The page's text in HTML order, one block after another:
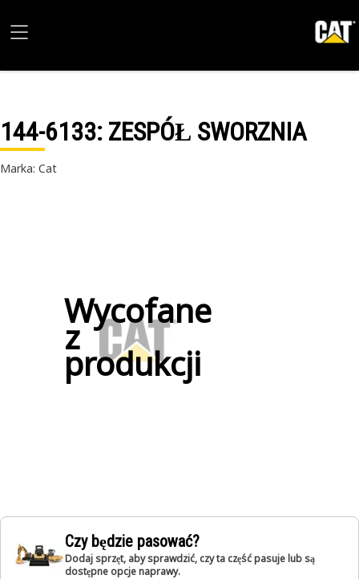
144-6133: ZESPÓŁ SWORZNIA
Marka: Cat
Wycofane
z
produkcji
Czy będzie pasować?
Dodaj sprzęt, aby sprawdzić, czy ta część pasuje lub są
dostępne opcje naprawy.